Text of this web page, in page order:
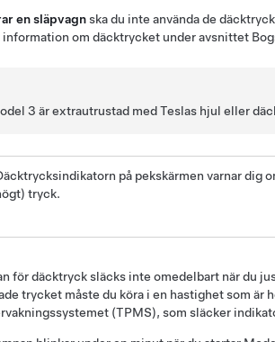
en släpvagnska du inte använda de
om däcktrycket under avsnittet
3 är extrautrustad med Teslas hjul eller
på pekskärmen varnar dig
tryck.
för däcktryck släcks inte omedelbart när du
trycket måste du köra i en hastighet som
(TPMS), som släcker